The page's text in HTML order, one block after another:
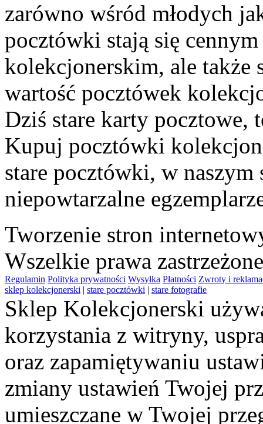
zarówno wśród młodych
pocztówki stają się
kolekcjonerskim, ale także
wartość pocztówek
Dziś stare karty pocztowe,
Kupuj pocztówki
stare pocztówki, w naszym
niepowtarzalne
Tworzenie stron
Wszelkie prawa
Regulamin Polityka prywatności Wysyłka Płatności Zwroty i
sklep kolekcjonerski | stare pocztówki | stare fotografie
Sklep Kolekcjonerski
korzystania z witryny,
oraz zapamiętywaniu
zmiany ustawień Twojej
umieszczane w Twojej